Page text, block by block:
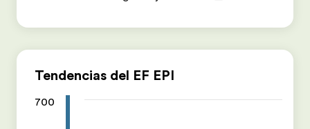
Tendencias del EF EPI
700